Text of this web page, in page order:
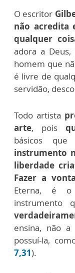
O escritor
não acredita
qualquer
adora a Deus,
homem que
é livre de
servidão,
Todo artista
arte, pois
básicos
instrumento
liberdade
Fazer a
Eterna, é
instrumento
ensina, não
possuí-la,
7,31).